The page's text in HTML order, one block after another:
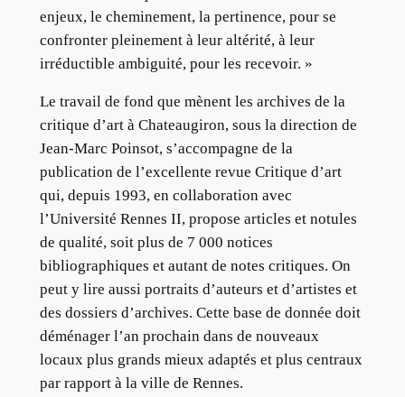
enjeux, le cheminement, la pertinence, pour se
confronter pleinement à leur altérité, à leur
irréductible ambiguité, pour les recevoir. »
Le travail de fond que mènent les archives de la
critique d’art à Chateaugiron, sous la direction de
Jean-Marc Poinsot, s’accompagne de la
publication de l’excellente revue Critique d’art
qui, depuis 1993, en collaboration avec
l’Université Rennes II, propose articles et notules
de qualité, soit plus de 7 000 notices
bibliographiques et autant de notes critiques. On
peut y lire aussi portraits d’auteurs et d’artistes et
des dossiers d’archives. Cette base de donnée doit
déménager l’an prochain dans de nouveaux
locaux plus grands mieux adaptés et plus centraux
par rapport à la ville de Rennes.